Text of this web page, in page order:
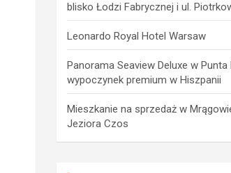
blisko Łodzi Fabrycznej i ul.
Leonardo Royal Hotel Warsaw
Panorama Seaview Deluxe w Punta
wypoczynek premium w Hiszpanii
Mieszkanie na sprzedaż w
Jeziora Czos